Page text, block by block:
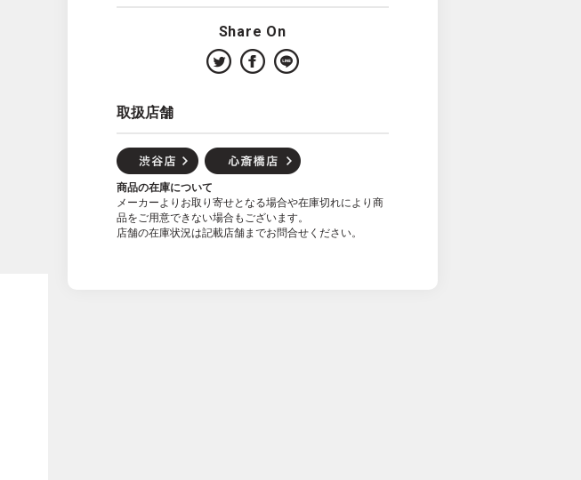
Share On
取扱店舗
商品の在庫について
メーカーよりお取り寄せとなる場合や在庫切れにより商
品をご用意できない場合もございます。
店舗の在庫状況は記載店舗までお問合せください。